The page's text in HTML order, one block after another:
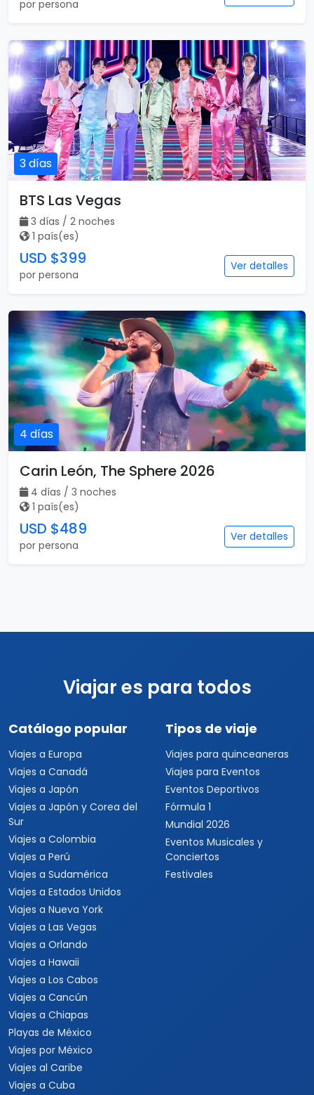
por persona
3 días
BTS Las Vegas
3 días / 2 noches
1 país(es)
USD $399
por persona
Ver detalles
4 días
Carin León, The Sphere 2026
4 días / 3 noches
1 país(es)
USD $489
por persona
Ver detalles
Viajar es para todos
Catálogo popular
Viajes a Europa
Viajes a Canadá
Viajes a Japón
Viajes a Japón y Corea del
Sur
Viajes a Colombia
Viajes a Perú
Viajes a Sudamérica
Viajes a Estados Unidos
Viajes a Nueva York
Viajes a Las Vegas
Viajes a Orlando
Viajes a Hawaii
Viajes a Los Cabos
Viajes a Cancún
Viajes a Chiapas
Playas de México
Viajes por México
Viajes al Caribe
Viajes a Cuba
Tipos de viaje
Viajes para quinceaneras
Viajes para Eventos
Eventos Deportivos
Fórmula 1
Mundial 2026
Eventos Musicales y
Conciertos
Festivales